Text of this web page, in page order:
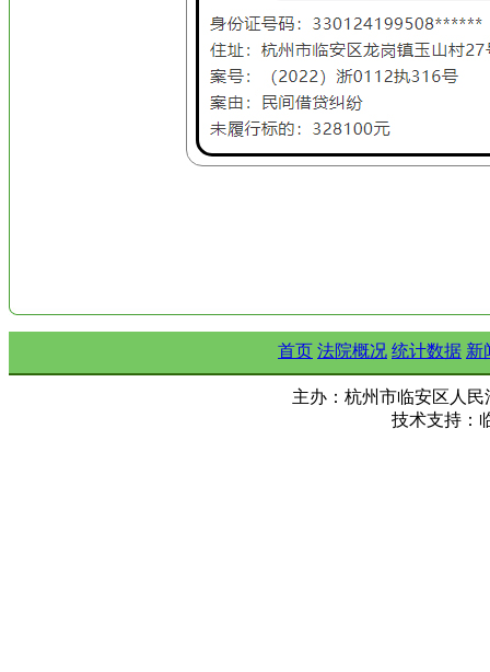
首页 法院概况 统计数据 新
主办：杭州市临安区人民
技术支持：